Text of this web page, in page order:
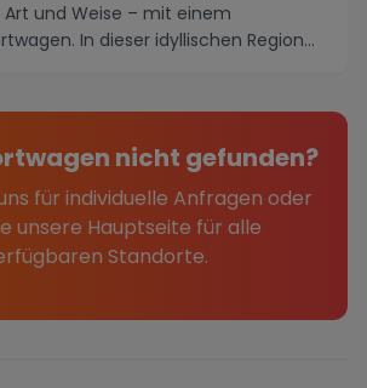
und Weise – mit einem
In dieser idyllischen Region
nicht gefunden?
für individuelle Anfragen oder
unsere Hauptseite für alle
Standorte.